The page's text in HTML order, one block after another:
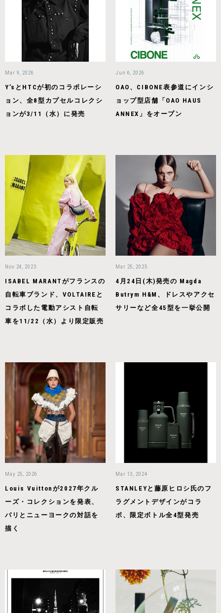
Mar 9, 2026
Y’sとHTCが初のコラボレーシ
ョン、全8型カプセルコレクシ
ョンが3/11（水）に発売
Jun 6, 2026
OAO、CIBONE表参道にインシ
ョップ型店舗「OAO HAUS
ANNEX」をオープン
Nov 24, 2023
ISABEL MARANTがフランスの
自転車ブランド、VOLTAIREと
コラボした電動アシスト自転
車を11/22（水）より限定販売
Mar 25, 2025
4月24日(木)発売の Magda
Butrym H&M、ドレスやアクセ
サリーなど全45型を一挙公開
May 25, 2026
Louis Vuittonが2027年クル
ーズ・コレクションを発表、
パリとニューヨークの対話を
描く
Mar 13, 2024
STANLEYと藤原ヒロシ氏のフ
ラグメントデザインがコラ
ボ、限定ボトル全4型発売